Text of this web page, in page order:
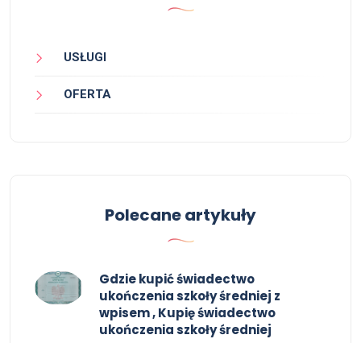
USŁUGI
OFERTA
Polecane artykuły
Gdzie kupić świadectwo
ukończenia szkoły średniej z
wpisem , Kupię świadectwo
ukończenia szkoły średniej